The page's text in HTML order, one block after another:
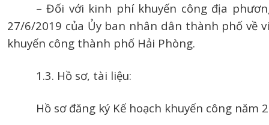
– Đối với kinh phí khuyến công địa
27/6/2019 của Ủy ban nhân dân thành phố về
khuyến công thành phố Hải Phòng.
1.3. Hồ sơ, tài liệu:
Hồ sơ đăng ký Kế hoạch khuyến công năm